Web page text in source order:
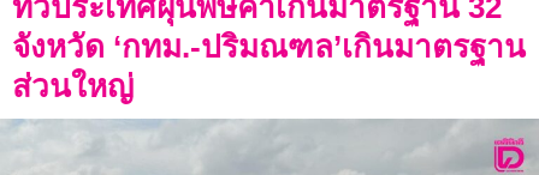
ทั่วประเทศฝุ่นพิษค่าเกินมาตรฐาน 32
จังหวัด ‘กทม.-ปริมณฑล’เกินมาตรฐาน
ส่วนใหญ่